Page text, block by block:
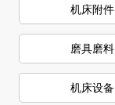
机床附件
磨具磨料
机床设备